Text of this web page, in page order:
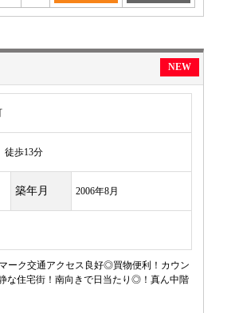
NEW
歩13分
築年月 2006年8月
ーク交通アクセス良好◎買物便利！カウン
な住宅街！南向きで日当たり◎！真ん中階